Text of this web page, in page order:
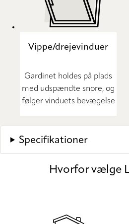
Vippe/drejevinduer
Gardinet holdes på plads
med udspændte snore, og
følger vinduets bevægelse
Specifikationer
Hvorfor vælge